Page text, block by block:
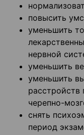
повысить
уменьшить
нервной
уменьшить
уменьшить
черепно-
снять
период